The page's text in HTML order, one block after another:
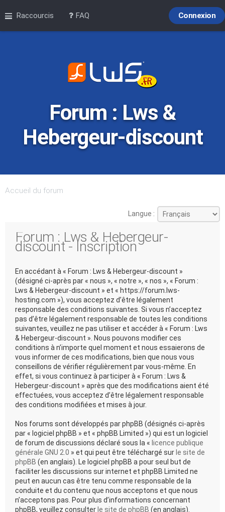
Raccourcis FAQ Connexion
Forum : Lws &
Hebergeur-discount
Accueil du forum
Langue :
Forum : Lws & Hebergeur-
discount - Inscription
En accédant à « Forum : Lws & Hebergeur-discount »
(désigné ci-après par « nous », « notre », « nos », « Forum :
Lws & Hebergeur-discount » et « https://forum.lws-
hosting.com »), vous acceptez d’être légalement
responsable des conditions suivantes. Si vous n’acceptez
pas d’être légalement responsable de toutes les conditions
suivantes, veuillez ne pas utiliser et accéder à « Forum : Lws
& Hebergeur-discount ». Nous pouvons modifier ces
conditions à n’importe quel moment et nous essaierons de
vous informer de ces modifications, bien que nous vous
conseillons de vérifier régulièrement par vous-même. En
effet, si vous continuez à participer à « Forum : Lws &
Hebergeur-discount » après que des modifications aient été
effectuées, vous acceptez d’être légalement responsable
des conditions modifiées et mises à jour.
Nos forums sont développés par phpBB (désignés ci-après
par « logiciel phpBB » et « phpBB Limited ») qui est un logiciel
de forum de discussions déclaré sous la « licence publique
générale GNU 2.0 » et qui peut être téléchargé sur le site de
phpBB (en anglais). Le logiciel phpBB a pour seul but de
faciliter les discussions sur internet et phpBB Limited ne
peut en aucun cas être tenu comme responsable de la
conduite et du contenu que nous acceptons et que nous
n’acceptons pas. Pour plus d’informations concernant
phpBB, veuillez consulter le site de phpBB (en anglais).